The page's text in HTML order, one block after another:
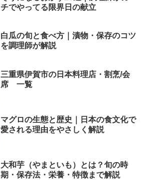
チでやってる限界日の献立
白瓜の旬と食べ方｜漬物・保存のコツ
を調理師が解説
三重県伊賀市の日本料理店・割烹/会
席 一覧
マグロの生態と歴史｜日本の食文化で
愛される理由をやさしく解説
大和芋（やまといも）とは？旬の時
期・保存法・栄養・特徴まで解説